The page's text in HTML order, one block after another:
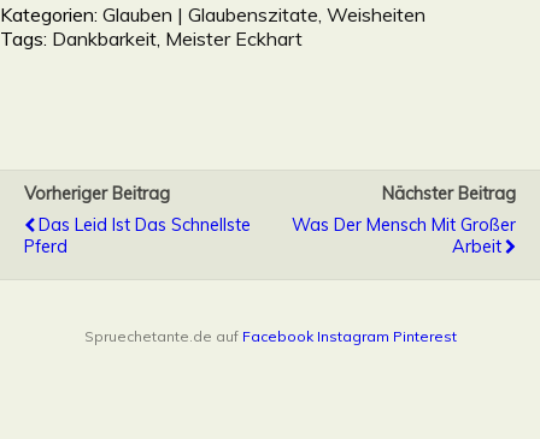
Kategorien: Glauben | Glaubenszitate, Weisheiten
Tags: Dankbarkeit Meister Eckhart
Vorheriger Beitrag
Das Leid Ist Das Schnellste
Pferd
Nächster Beitrag
Was Der Mensch Mit Großer
Arbeit
Spruechetante.de auf Facebook Instagram Pinterest